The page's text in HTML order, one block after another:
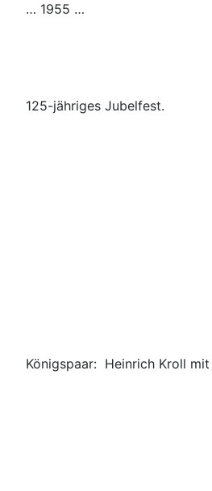
… 1955 …
125-jähriges Jubelfest.
Königspaar: Heinrich Kroll